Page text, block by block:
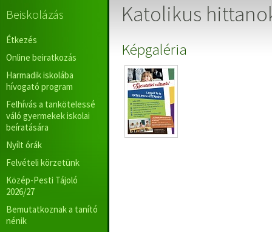
Beiskolázás
Étkezés
Online beiratkozás
Harmadik iskolába
hívogató program
Felhívás a tankötelessé
váló gyermekek iskolai
beíratására
Nyílt órák
Felvételi körzetünk
Közép-Pesti Tájoló
2026/27
Bemutatkoznak a tanító
nénik
Katolikus
Képgaléria